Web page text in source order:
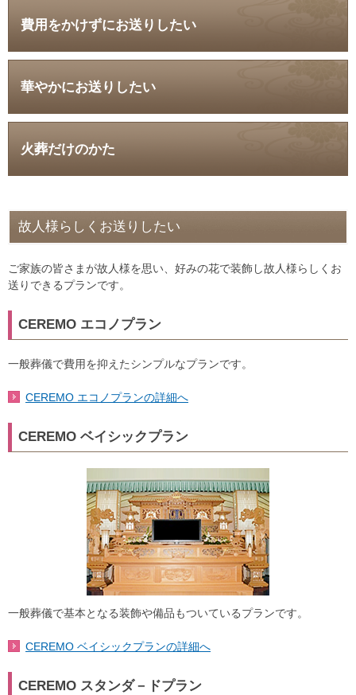
費用をかけずにお送りしたい
華やかにお送りしたい
火葬だけのかた
故人様らしくお送りしたい
ご家族の皆さまが故人様を思い、好みの花で装飾し故人様らしくお
送りできるプランです。
CEREMO エコノプラン
一般葬儀で費用を抑えたシンプルなプランです。
CEREMO エコノプランの詳細へ
CEREMO ベイシックプラン
一般葬儀で基本となる装飾や備品もついているプランです。
CEREMO ベイシックプランの詳細へ
CEREMO スタンダ－ドプラン